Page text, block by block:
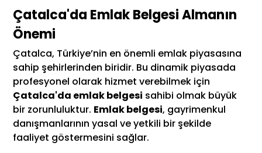
Çatalca'da Emlak Belgesi Almanın
Önemi
Çatalca, Türkiye’nin en önemli emlak piyasasına
sahip şehirlerinden biridir. Bu dinamik piyasada
profesyonel olarak hizmet verebilmek için
Çatalca'da emlak belgesi sahibi olmak büyük
bir zorunluluktur. Emlak belgesi, gayrimenkul
danışmanlarının yasal ve yetkili bir şekilde
faaliyet göstermesini sağlar.